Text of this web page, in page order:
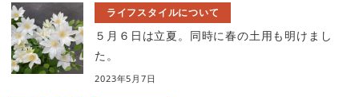
ライフスタイルについて
５月６日は立夏。同時に春の土用も明けまし
た。
2023年5月7日